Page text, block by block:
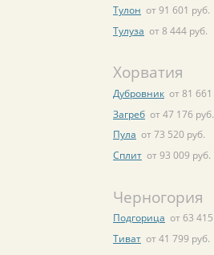
Тулон от 91 601 руб.
Тулуза от 8 444 руб.
Хорватия
Дубровник от 81
Загреб от 47 176 руб.
Пула от 73 520 руб.
Сплит от 93 009 руб.
Черногория
Подгорица от 63
Тиват от 41 799 руб.